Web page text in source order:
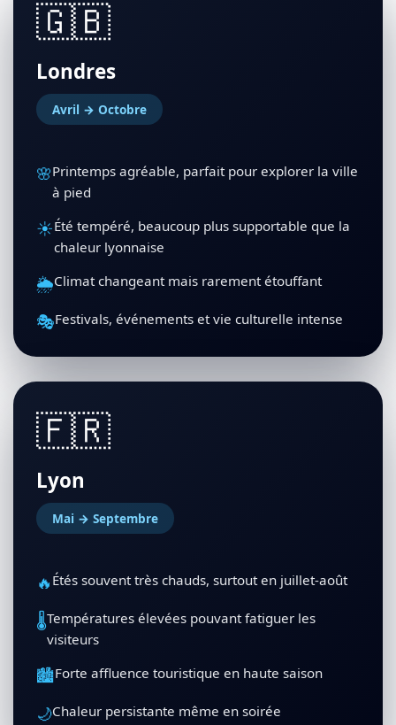
🇬🇧
Londres
Avril → Octobre
🌸Printemps agréable, parfait pour explorer la ville
à pied
☀️Été tempéré, beaucoup plus supportable que la
chaleur lyonnaise
🌦️Climat changeant mais rarement étouffant
🎭Festivals, événements et vie culturelle intense
🇫🇷
Lyon
Mai → Septembre
🔥 Étés souvent très chauds, surtout en juillet-août
🌡️Températures élevées pouvant fatiguer les
visiteurs
🏙️Forte affluence touristique en haute saison
🌙Chaleur persistante même en soirée